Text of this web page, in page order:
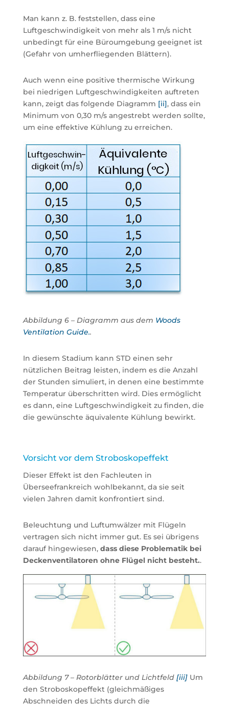
Man kann z. B. feststellen, dass eine
Luftgeschwindigkeit von mehr als 1 m/s nicht
unbedingt für eine Büroumgebung geeignet ist
(Gefahr von umherfliegenden Blättern).
Auch wenn eine positive thermische Wirkung
bei niedrigen Luftgeschwindigkeiten auftreten
kann, zeigt das folgende Diagramm [ii], dass ein
Minimum von 0,30 m/s angestrebt werden sollte,
um eine effektive Kühlung zu erreichen.
Abbildung 6 – Diagramm aus dem Woods
Ventilation Guide..
In diesem Stadium kann STD einen sehr
nützlichen Beitrag leisten, indem es die Anzahl
der Stunden simuliert, in denen eine bestimmte
Temperatur überschritten wird. Dies ermöglicht
es dann, eine Luftgeschwindigkeit zu finden, die
die gewünschte äquivalente Kühlung bewirkt.
Vorsicht vor dem Stroboskopeffekt
Dieser Effekt ist den Fachleuten in
Überseefrankreich wohlbekannt, da sie seit
vielen Jahren damit konfrontiert sind.
Beleuchtung und Luftumwälzer mit Flügeln
vertragen sich nicht immer gut. Es sei übrigens
darauf hingewiesen, dass diese Problematik bei
Deckenventilatoren ohne Flügel nicht besteht..
Abbildung 7 – Rotorblätter und Lichtfeld [iii]Um
den Stroboskopeffekt (gleichmäßiges
Abschneiden des Lichts durch die